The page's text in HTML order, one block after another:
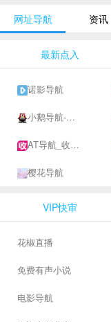
网址导航 资讯
最新点入
诺影导航
小鹅导航-网站收录-自动收录网-网址收录-自动秒收录
AT导航_收录网_免费收录网站_自动收录网_秒收录
樱花导航
VIP快审
花椒直播
免费有声小说
电影导航